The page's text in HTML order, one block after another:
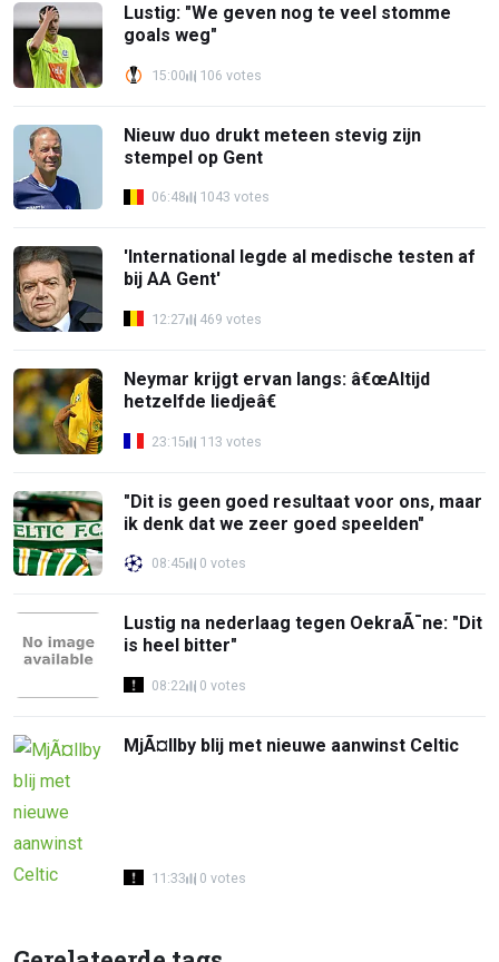
Lustig: "We geven nog te veel stomme
goals weg"
15:00 106 votes
Nieuw duo drukt meteen stevig zijn
stempel op Gent
06:48 1043 votes
'International legde al medische testen af
bij AA Gent'
12:27 469 votes
Neymar krijgt ervan langs: â€œAltijd
hetzelfde liedjeâ€
23:15 113 votes
"Dit is geen goed resultaat voor ons, maar
ik denk dat we zeer goed speelden"
08:45 0 votes
Lustig na nederlaag tegen OekraÃ¯ne: "Dit
is heel bitter"
08:22 0 votes
MjÃ¤llby blij met nieuwe aanwinst Celtic
11:33 0 votes